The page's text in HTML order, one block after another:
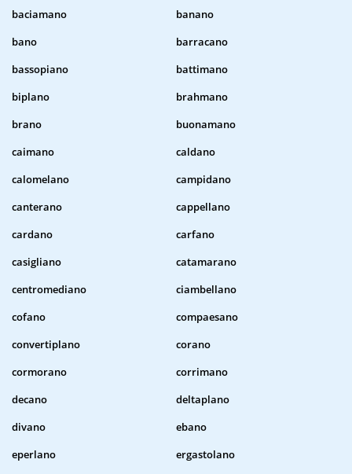
baciamano
banano
bano
barracano
bassopiano
battimano
biplano
brahmano
brano
buonamano
caimano
caldano
calomelano
campidano
canterano
cappellano
cardano
carfano
casigliano
catamarano
centromediano
ciambellano
cofano
compaesano
convertiplano
corano
cormorano
corrimano
decano
deltaplano
divano
ebano
eperlano
ergastolano